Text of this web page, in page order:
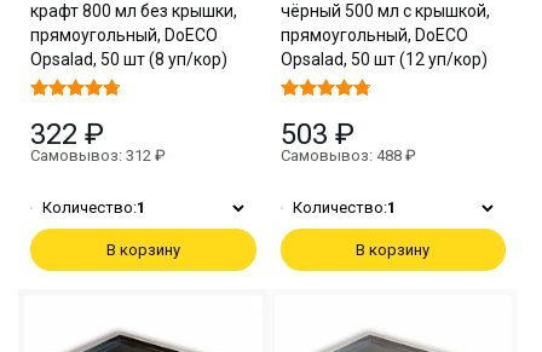
крафт 800 мл без крышки,
прямоугольный, DoECO
Opsalad, 50 шт (8 уп/кор)
322 ₽
Самовывоз: 312 ₽
Количество:1
В корзину
чёрный 500 мл с крышкой,
прямоугольный, DoECO
Opsalad, 50 шт (12 уп/кор)
503 ₽
Самовывоз: 488 ₽
Количество:1
В корзину